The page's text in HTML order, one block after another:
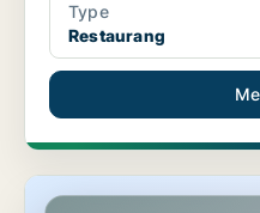
Type
Restaurang
Butikslokal i Karlskrona